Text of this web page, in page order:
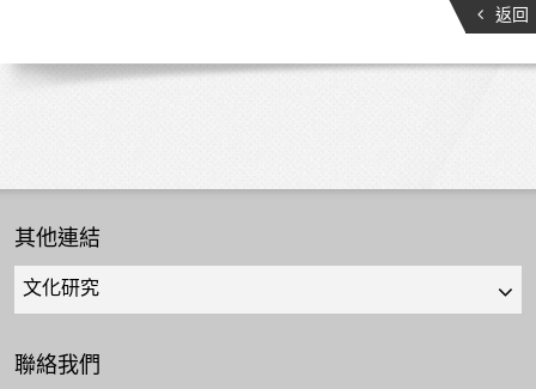
返回
其他連結
Quick
links
select
聯絡我們